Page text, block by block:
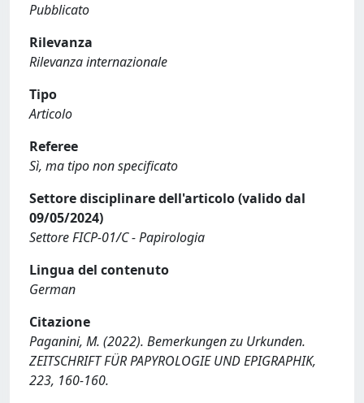
Pubblicato
Rilevanza
Rilevanza internazionale
Tipo
Articolo
Referee
Sì, ma tipo non specificato
Settore disciplinare dell'articolo (valido dal
09/05/2024)
Settore FICP-01/C - Papirologia
Lingua del contenuto
German
Citazione
Paganini, M. (2022). Bemerkungen zu Urkunden.
ZEITSCHRIFT FÜR PAPYROLOGIE UND EPIGRAPHIK,
223, 160-160.